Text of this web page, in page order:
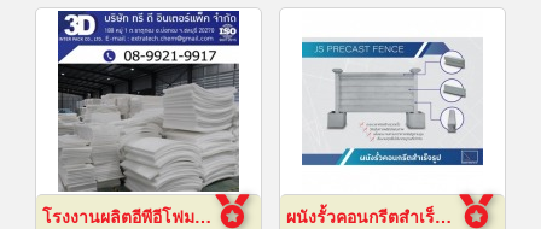
โรงงานผลิตอีพีอีโฟมชลบุรี ผนังรั้วคอนกรีตสำเร็จรูป